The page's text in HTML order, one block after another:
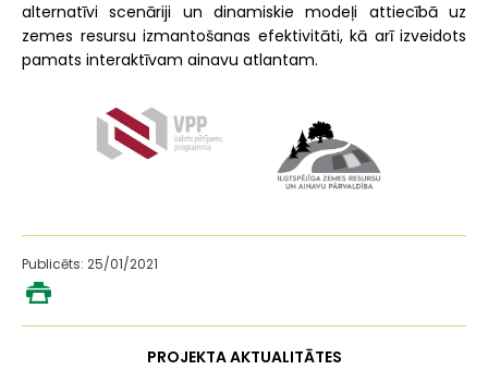
alternatīvi scenāriji un dinamiskie modeļi attiecībā uz
zemes resursu izmantošanas efektivitāti, kā arī izveidots
pamats interaktīvam ainavu atlantam.
Publicēts: 25/01/2021
PROJEKTA AKTUALITĀTES